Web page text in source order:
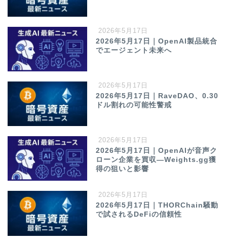
2026年5月17日
2026年5月17日｜OpenAI製品統合
でエージェント未来へ
2026年5月17日
2026年5月17日｜RaveDAO、0.30
ドル割れの可能性警戒
2026年5月17日
2026年5月17日｜OpenAIが音声ク
ローン企業を買収—Weights.gg獲
得の狙いと影響
2026年5月17日
2026年5月17日｜THORChain騒動
で試されるDeFiの信頼性